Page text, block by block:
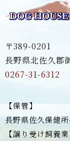
〒389-0201
長野県北佐久郡
0267-31-6312
【保管】
長野県佐久保健
【譲り受け飼養業